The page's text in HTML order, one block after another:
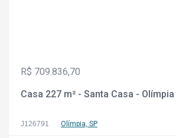
R$ 709.836,70
Casa 227 m² - Santa Casa - Olímpia
J126791 Olímpia, SP